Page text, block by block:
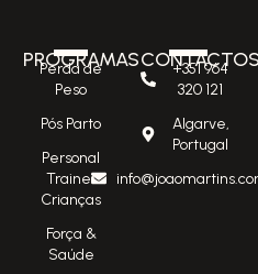
PROGRAMAS
Perda de
Peso
Pós Parto
Personal
Trainer
Crianças
Força &
Saúde
+351 964
320 121
Algarve,
Portugal